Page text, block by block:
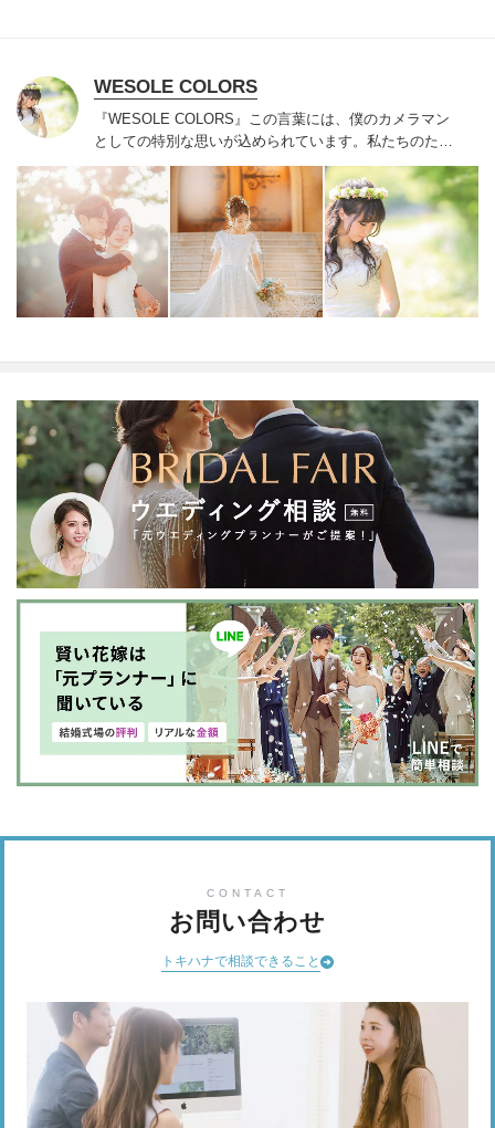
WESOLE COLORS
『WESOLE COLORS』この言葉には、僕のカメラマン
としての特別な思いが込められています。 私たちのたっ
た一つの色。誰1人として同じ歴史、同じ経験、暮らして
きた環境、大事にしていることが全て一緒の人は存在し
ないと思っています。だからこそ、その人の人生は、そ
の人だけの特別なもの。色だって同じ。同じように見え
る色でも少しづつ違う色合いを見せてくれるし、掛け合
わせる色次第で無限の広がりを見せてくれます。 だか
ら、世界でたったひとつの大切な思いを、色に例え、こ
の名前をつけました。そして、その人だけの特別な、世
ってその写真が一生の宝物となっていってほしい。とい
CONTACT
お問い合わせ
トキハナで相談できること